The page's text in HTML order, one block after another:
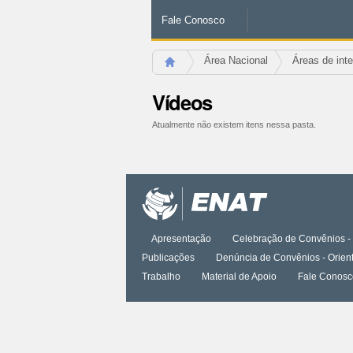
Fale Conosco
Área Nacional Áreas de
Vídeos
Atualmente não existem itens nessa pasta.
documento
Apresentação Celebração de Convênios
Publicações
Denúncia de Convênios -
Trabalho
Material de Apoio Fale